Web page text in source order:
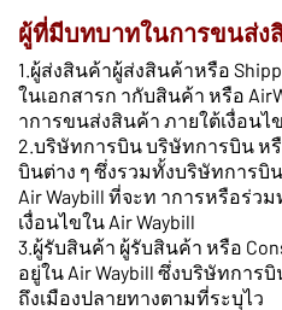
ผู้ที่มีบทบาทในการขนส่ง
1.ผู้ส่งสินค้าผู้ส่งสินค้าหรือ
ในเอกสารก ากับสินค้า หรือ
าการขนส่งสินค้า ภายใต้เงื่อนไ
2.บริษัทการบิน บริษัทการบิน ห
บินต่าง ๆ ซึ่งรวมทั้งบริษัทการบิ
Air Waybill ที่จะท าการหรือร่ว
เงื่อนไขใน Air Waybill
3.ผู้รับสินค้า ผู้รับสินค้า หรือ
อยู่ใน Air Waybill ซึ่งบริษัทการ
ถึงเมืองปลายทางตามที่ระบุไว